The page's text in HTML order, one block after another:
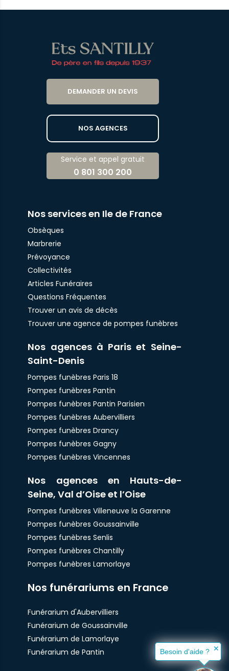
DEMANDER UN DEVIS
NOS AGENCES
Service et appel gratuit
0 801 300 200
Nos services en Ile de France
Obsèques
Marbrerie
Prévoyance
Collectivités
Articles Funéraires
Questions Fréquentes
Trouver un avis de décès
Trouver une agence de pompes funèbres
Nos agences à Paris et Seine-
Saint-Denis
Pompes funèbres Paris 18
Pompes funèbres Pantin
Pompes funèbres Pantin Parisien
Pompes funèbres Aubervilliers
Pompes funèbres Drancy
Pompes funèbres Gagny
Pompes funèbres Vincennes
Nos agences en Hauts-de-
Seine, Val d’Oise et l’Oise
Pompes funèbres Villeneuve la Garenne
Pompes funèbres Goussainville
Pompes funèbres Senlis
Pompes funèbres Chantilly
Pompes funèbres Lamorlaye
Nos funérariums en France
Funérarium d'Aubervilliers
Funérarium de Goussainville
Funérarium de Lamorlaye
Funérarium de Pantin
Besoin d'aide ? ✕